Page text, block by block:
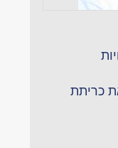
כריתת